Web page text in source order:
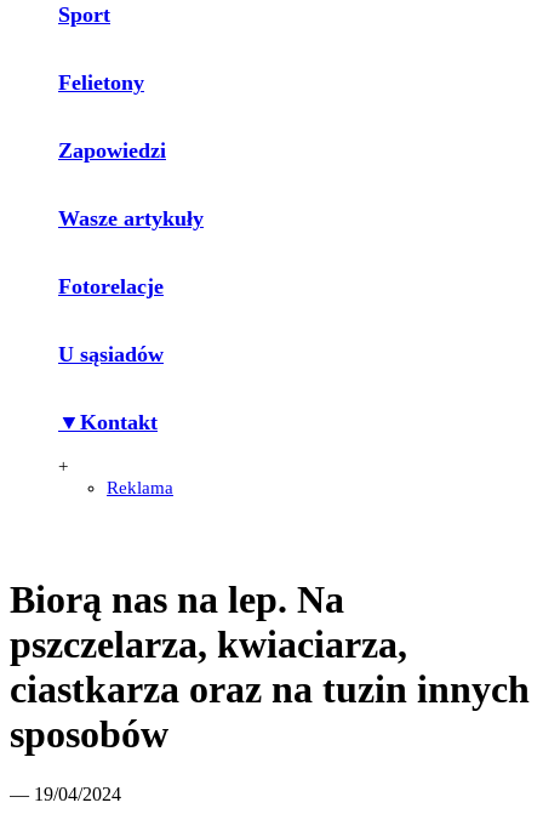
Sport
Felietony
Zapowiedzi
Wasze artykuły
Fotorelacje
U sąsiadów
▼Kontakt
+
Reklama
Biorą nas na lep. Na
pszczelarza, kwiaciarza,
ciastkarza oraz na tuzin innych
sposobów
— 19/04/2024